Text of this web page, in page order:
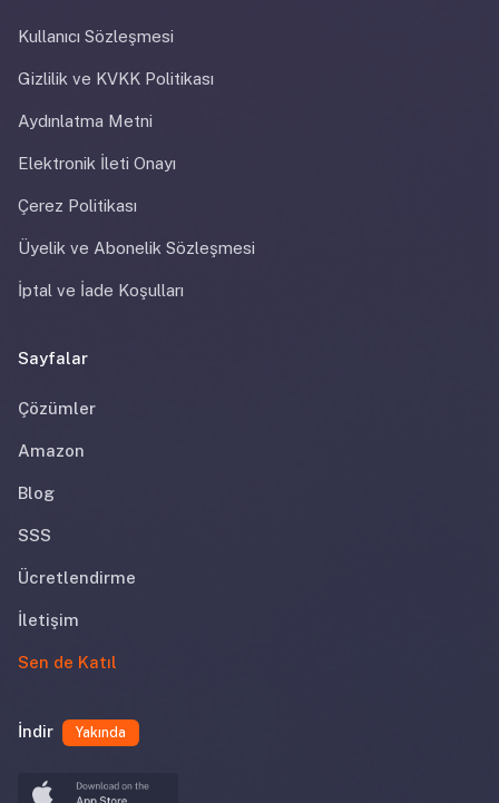
Kullanıcı Sözleşmesi
Gizlilik ve KVKK Politikası
Aydınlatma Metni
Elektronik İleti Onayı
Çerez Politikası
Üyelik ve Abonelik Sözleşmesi
İptal ve İade Koşulları
Sayfalar
Çözümler
Amazon
Blog
SSS
Ücretlendirme
İletişim
Sen de Katıl
İndir Yakında